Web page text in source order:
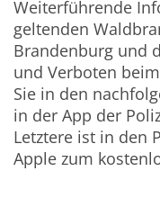
Weiterführende
geltenden
Brandenburg und
und Verboten
Sie in den
in der App der
Letztere ist in den
Apple zum